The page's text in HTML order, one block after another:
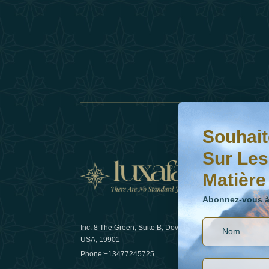
Inc. 8 The Green, Suite B, Dover, DE
USA, 19901
Phone:+13477245725
Comment
les
Souhaitez-vous en
Abonnez-vous à
Sur
Abonnez-vous